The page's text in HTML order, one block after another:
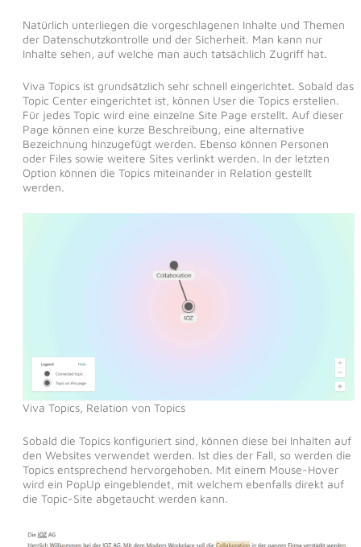
Natürlich unterliegen die vorgeschlagenen Inhalte und Themen
der Datenschutzkontrolle und der Sicherheit. Man kann nur
Inhalte sehen, auf welche man auch tatsächlich Zugriff hat.
Viva Topics ist grundsätzlich sehr schnell eingerichtet. Sobald das
Topic Center eingerichtet ist, können User die Topics erstellen.
Für jedes Topic wird eine einzelne Site Page erstellt. Auf dieser
Page können eine kurze Beschreibung, eine alternative
Bezeichnung hinzugefügt werden. Ebenso können Personen
oder Files sowie weitere Sites verlinkt werden. In der letzten
Option können die Topics miteinander in Relation gestellt
werden.
Viva Topics, Relation von Topics
Sobald die Topics konfiguriert sind, können diese bei Inhalten auf
den Websites verwendet werden. Ist dies der Fall, so werden die
Topics entsprechend hervorgehoben. Mit einem Mouse-Hover
wird ein PopUp eingeblendet, mit welchem ebenfalls direkt auf
die Topic-Site abgetaucht werden kann.